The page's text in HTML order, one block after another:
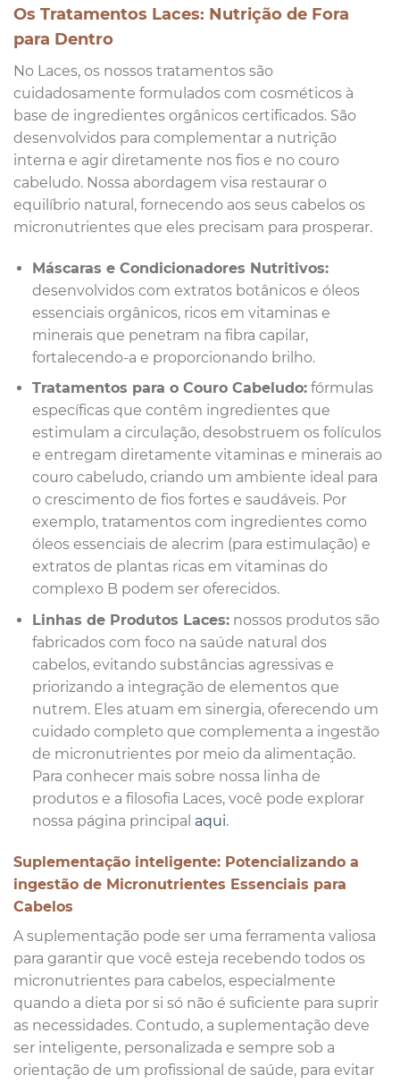
Os Tratamentos Laces: Nutrição de Fora
para Dentro
No Laces, os nossos tratamentos são
cuidadosamente formulados com cosméticos à
base de ingredientes orgânicos certificados. São
desenvolvidos para complementar a nutrição
interna e agir diretamente nos fios e no couro
cabeludo. Nossa abordagem visa restaurar o
equilíbrio natural, fornecendo aos seus cabelos os
micronutrientes que eles precisam para prosperar.
Máscaras e Condicionadores Nutritivos:
desenvolvidos com extratos botânicos e óleos
essenciais orgânicos, ricos em vitaminas e
minerais que penetram na fibra capilar,
fortalecendo-a e proporcionando brilho.
Tratamentos para o Couro Cabeludo:fórmulas
específicas que contêm ingredientes que
estimulam a circulação, desobstruem os folículos
e entregam diretamente vitaminas e minerais ao
couro cabeludo, criando um ambiente ideal para
o crescimento de fios fortes e saudáveis. Por
exemplo, tratamentos com ingredientes como
óleos essenciais de alecrim (para estimulação) e
extratos de plantas ricas em vitaminas do
complexo B podem ser oferecidos.
Linhas de Produtos Laces:nossos produtos são
fabricados com foco na saúde natural dos
cabelos, evitando substâncias agressivas e
priorizando a integração de elementos que
nutrem. Eles atuam em sinergia, oferecendo um
cuidado completo que complementa a ingestão
de micronutrientes por meio da alimentação.
Para conhecer mais sobre nossa linha de
produtos e a filosofia Laces, você pode explorar
nossa página principal aqui.
Suplementação inteligente: Potencializando a
ingestão de Micronutrientes Essenciais para
Cabelos
A suplementação pode ser uma ferramenta valiosa
para garantir que você esteja recebendo todos os
micronutrientes para cabelos, especialmente
quando a dieta por si só não é suficiente para suprir
as necessidades. Contudo, a suplementação deve
ser inteligente, personalizada e sempre sob a
orientação de um profissional de saúde, para evitar